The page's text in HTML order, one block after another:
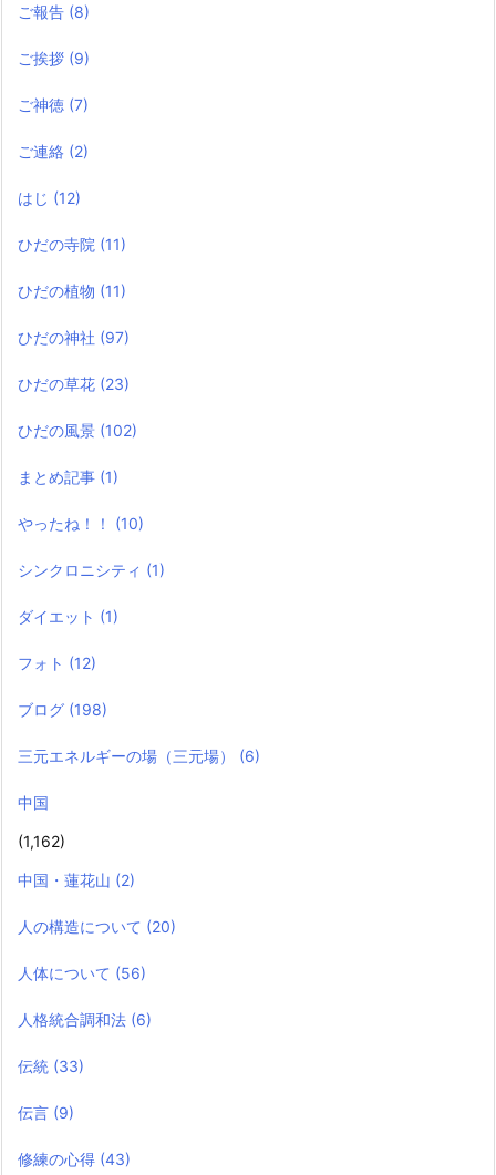
ご報告 (8)
ご挨拶 (9)
ご神徳 (7)
ご連絡 (2)
はじ (12)
ひだの寺院 (11)
ひだの植物 (11)
ひだの神社 (97)
ひだの草花 (23)
ひだの風景 (102)
まとめ記事 (1)
やったね！！ (10)
シンクロニシティ (1)
ダイエット (1)
フォト (12)
ブログ (198)
三元エネルギーの場（三元場） (6)
中国
(1,162)
中国・蓮花山 (2)
人の構造について (20)
人体について (56)
人格統合調和法 (6)
伝統 (33)
伝言 (9)
修練の心得 (43)